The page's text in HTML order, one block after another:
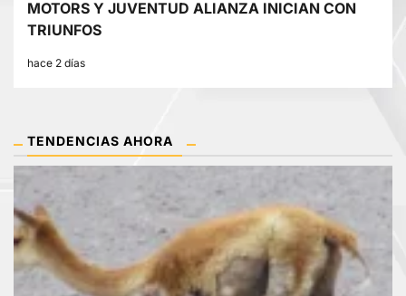
MOTORS Y JUVENTUD ALIANZA INICIAN CON
TRIUNFOS
hace 2 días
TENDENCIAS AHORA
1